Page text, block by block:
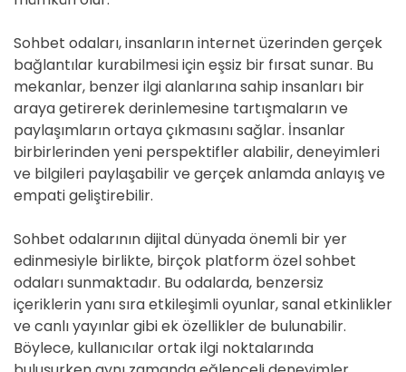
Sohbet odaları, insanların internet üzerinden gerçek
bağlantılar kurabilmesi için eşsiz bir fırsat sunar. Bu
mekanlar, benzer ilgi alanlarına sahip insanları bir
araya getirerek derinlemesine tartışmaların ve
paylaşımların ortaya çıkmasını sağlar. İnsanlar
birbirlerinden yeni perspektifler alabilir, deneyimleri
ve bilgileri paylaşabilir ve gerçek anlamda anlayış ve
empati geliştirebilir.
Sohbet odalarının dijital dünyada önemli bir yer
edinmesiyle birlikte, birçok platform özel sohbet
odaları sunmaktadır. Bu odalarda, benzersiz
içeriklerin yanı sıra etkileşimli oyunlar, sanal etkinlikler
ve canlı yayınlar gibi ek özellikler de bulunabilir.
Böylece, kullanıcılar ortak ilgi noktalarında